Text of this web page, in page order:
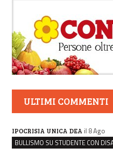
ULTIMI COMMENTI
IPOCRISIA UNICA DEA il 8 Ago